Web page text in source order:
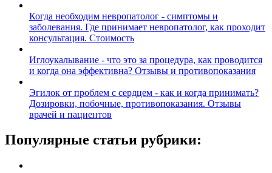
Когда необходим невропатолог - симптомы и
заболевания. Где принимает невропатолог, как проходит
консультация. Стоимость
Иглоукалывание - что это за процедура, как проводится
и когда она эффективна? Отзывы и противопоказания
Эгилок от проблем с сердцем - как и когда принимать?
Дозировки, побочные, противопоказания. Отзывы
врачей и пациентов
Популярные статьи рубрики: